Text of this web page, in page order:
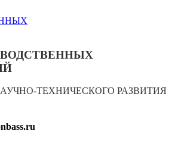
ТЕХНИЧЕСКОГО РАЗВИТИЯ